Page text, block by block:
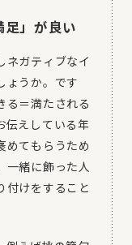
」が良い
ネガティブなイ
ょうか。です
る＝満たされる
伝えしている年
めてもらうため
一緒に飾った人
付けをすること